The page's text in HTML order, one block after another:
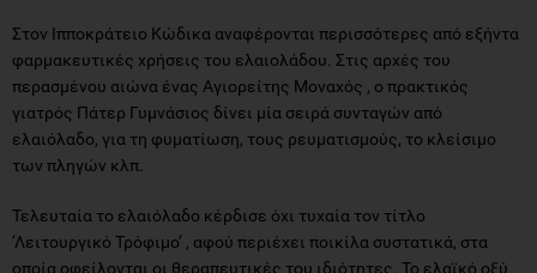
Στον Ιπποκράτειο Κώδικα αναφέρονται περισσότερες από εξήντα
φαρμακευτικές χρήσεις του ελαιολάδου. Στις αρχές του
περασμένου αιώνα ένας Αγιορείτης Μοναχός , ο πρακτικός
γιατρός Πάτερ Γυμνάσιος δίνει μία σειρά συνταγών από
ελαιόλαδο, για τη φυματίωση, τους ρευματισμούς, το κλείσιμο
των πληγών κλπ.
Τελευταία το ελαιόλαδο κέρδισε όχι τυχαία τον τίτλο
‘Λειτουργικό Τρόφιμο’ , αφού περιέχει ποικίλα συστατικά, στα
οποία οφείλονται οι θεραπευτικές του ιδιότητες. Το ελαϊκό οξύ